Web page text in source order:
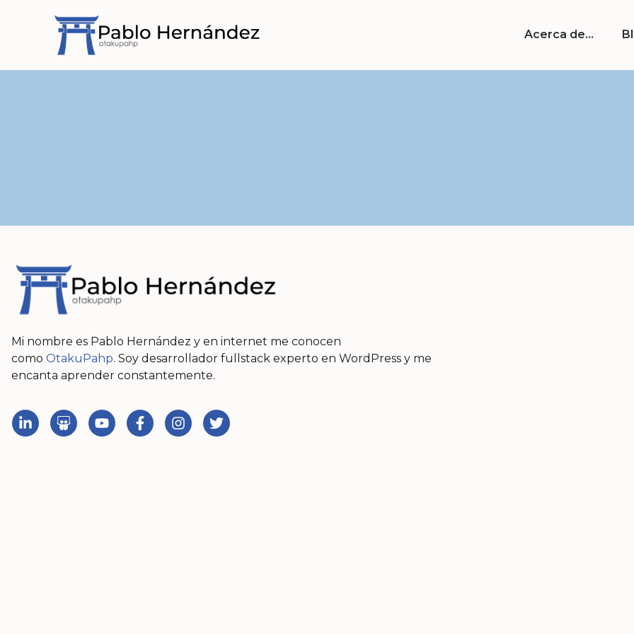
Acerca de…
Mi nombre es Pablo Hernández y en internet me conocen
como OtakuPahp. Soy desarrollador fullstack experto en WordPress y me
encanta aprender constantemente.